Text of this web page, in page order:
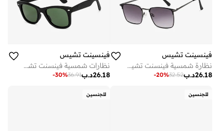
فينسينت تشيس
نظارة شمسية فينسنت تشيس للرجال والنساء بإطار مستطيل كامل باللون الرمادي المعدني
د.ب26.18
32.52
-20%
فينسينت تشيس
نظارات شمسية فينسنت تشيس بلاك جرين مربعة بإطار كامل للرجال والنساء
د.ب26.18
36.91
-30%
للجنسين للجنسين